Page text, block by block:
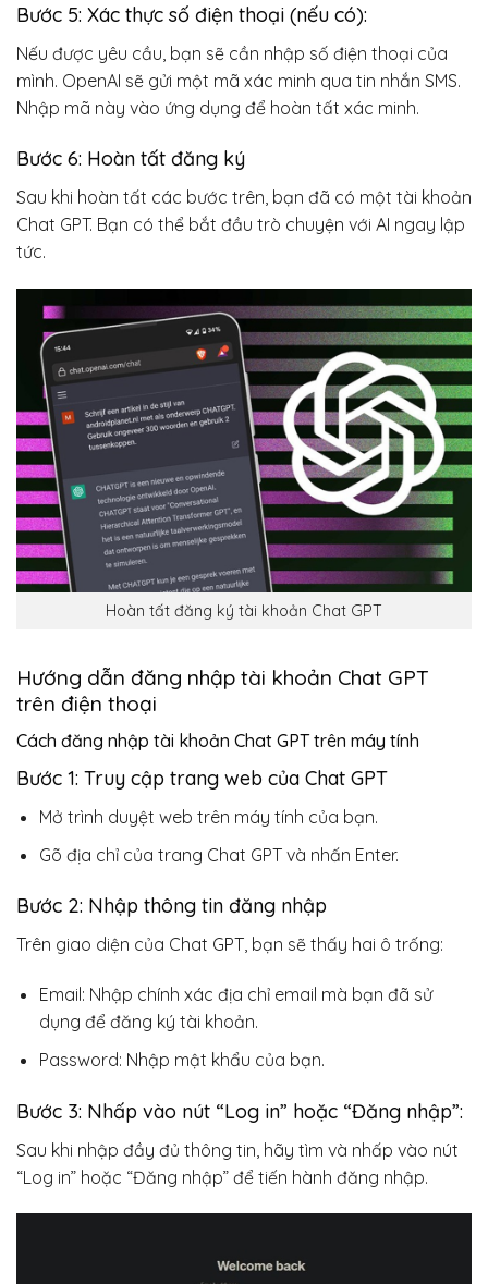
Bước 5: Xác thực số điện thoại (nếu có):
Nếu được yêu cầu, bạn sẽ cần nhập số điện thoại của
mình. OpenAI sẽ gửi một mã xác minh qua tin nhắn SMS.
Nhập mã này vào ứng dụng để hoàn tất xác minh.
Bước 6: Hoàn tất đăng ký
Sau khi hoàn tất các bước trên, bạn đã có một tài khoản
Chat GPT. Bạn có thể bắt đầu trò chuyện với AI ngay lập
tức.
Hoàn tất đăng ký tài khoản Chat GPT
Hướng dẫn đăng nhập tài khoản Chat GPT
trên điện thoại
Cách đăng nhập tài khoản Chat GPT trên máy tính
Bước 1: Truy cập trang web của Chat GPT
Mở trình duyệt web trên máy tính của bạn.
Gõ địa chỉ của trang Chat GPT và nhấn Enter.
Bước 2: Nhập thông tin đăng nhập
Trên giao diện của Chat GPT, bạn sẽ thấy hai ô trống:
Email: Nhập chính xác địa chỉ email mà bạn đã sử
dụng để đăng ký tài khoản.
Password: Nhập mật khẩu của bạn.
Bước 3: Nhấp vào nút “Log in” hoặc “Đăng nhập”:
Sau khi nhập đầy đủ thông tin, hãy tìm và nhấp vào nút
“Log in” hoặc “Đăng nhập” để tiến hành đăng nhập.